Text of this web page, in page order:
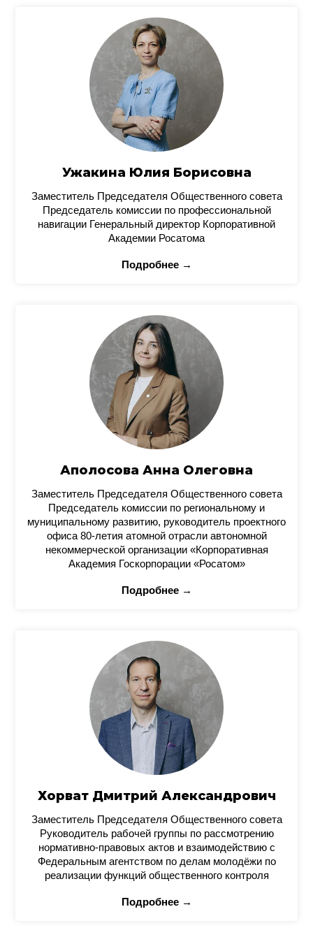
Ужакина Юлия Борисовна
Заместитель Председателя Общественного совета
Председатель комиссии по профессиональной
навигации Генеральный директор Корпоративной
Академии Росатома
Подробнее →
Аполосова Анна Олеговна
Заместитель Председателя Общественного совета
Председатель комиссии по региональному и
муниципальному развитию, руководитель проектного
офиса 80-летия атомной отрасли автономной
некоммерческой организации «Корпоративная
Академия Госкорпорации «Росатом»
Подробнее →
Хорват Дмитрий Александрович
Заместитель Председателя Общественного совета
Руководитель рабочей группы по рассмотрению
нормативно-правовых актов и взаимодействию с
Федеральным агентством по делам молодёжи по
реализации функций общественного контроля
Подробнее →